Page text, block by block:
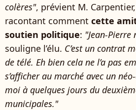
colères", prévient M.
racontant comment cette
soutien politique: "Jean-Pierre
souligne l’élu. C’est un contrat
de télé. Eh bien cela ne l’a pas
s’afficher au marché avec un
moi à quelques jours du
municipales."